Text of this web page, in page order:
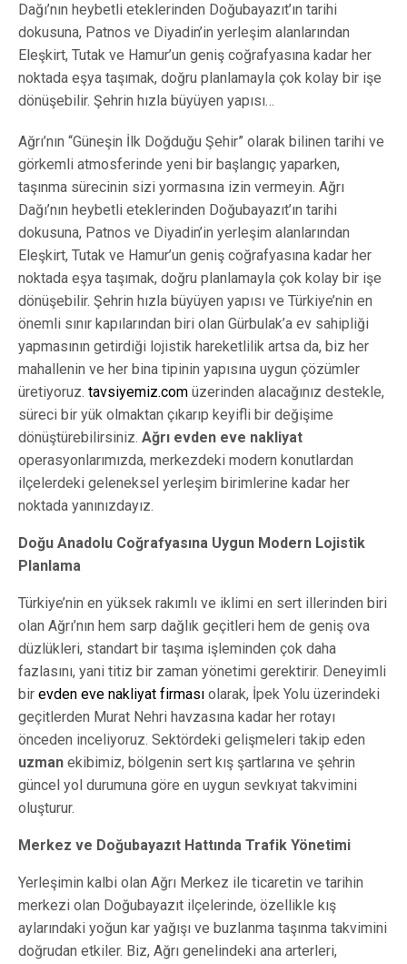
Dağı’nın heybetli eteklerinden Doğubayazıt’ın tarihi
dokusuna, Patnos ve Diyadin’in yerleşim alanlarından
Eleşkirt, Tutak ve Hamur’un geniş coğrafyasına kadar her
noktada eşya taşımak, doğru planlamayla çok kolay bir işe
dönüşebilir. Şehrin hızla büyüyen yapısı…
Ağrı’nın “Güneşin İlk Doğduğu Şehir” olarak bilinen tarihi ve
görkemli atmosferinde yeni bir başlangıç yaparken,
taşınma sürecinin sizi yormasına izin vermeyin. Ağrı
Dağı’nın heybetli eteklerinden Doğubayazıt’ın tarihi
dokusuna, Patnos ve Diyadin’in yerleşim alanlarından
Eleşkirt, Tutak ve Hamur’un geniş coğrafyasına kadar her
noktada eşya taşımak, doğru planlamayla çok kolay bir işe
dönüşebilir. Şehrin hızla büyüyen yapısı ve Türkiye’nin en
önemli sınır kapılarından biri olan Gürbulak’a ev sahipliği
yapmasının getirdiği lojistik hareketlilik artsa da, biz her
mahallenin ve her bina tipinin yapısına uygun çözümler
üretiyoruz. tavsiyemiz.com üzerinden alacağınız destekle,
süreci bir yük olmaktan çıkarıp keyifli bir değişime
dönüştürebilirsiniz. Ağrı evden eve nakliyat
operasyonlarımızda, merkezdeki modern konutlardan
ilçelerdeki geleneksel yerleşim birimlerine kadar her
noktada yanınızdayız.
Doğu Anadolu Coğrafyasına Uygun Modern Lojistik
Planlama
Türkiye’nin en yüksek rakımlı ve iklimi en sert illerinden biri
olan Ağrı’nın hem sarp dağlık geçitleri hem de geniş ova
düzlükleri, standart bir taşıma işleminden çok daha
fazlasını, yani titiz bir zaman yönetimi gerektirir. Deneyimli
bir evden eve nakliyat firması olarak, İpek Yolu üzerindeki
geçitlerden Murat Nehri havzasına kadar her rotayı
önceden inceliyoruz. Sektördeki gelişmeleri takip eden
uzman ekibimiz, bölgenin sert kış şartlarına ve şehrin
güncel yol durumuna göre en uygun sevkıyat takvimini
oluşturur.
Merkez ve Doğubayazıt Hattında Trafik Yönetimi
Yerleşimin kalbi olan Ağrı Merkez ile ticaretin ve tarihin
merkezi olan Doğubayazıt ilçelerinde, özellikle kış
aylarındaki yoğun kar yağışı ve buzlanma taşınma takvimini
doğrudan etkiler. Biz, Ağrı genelindeki ana arterleri,